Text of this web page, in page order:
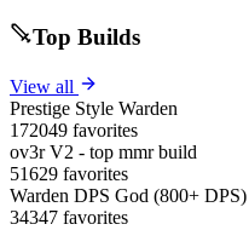
Top Builds
View all
Prestige Style Warden
172049 favorites
ov3r V2 - top mmr build
51629 favorites
Warden DPS God (800+ DPS)
34347 favorites